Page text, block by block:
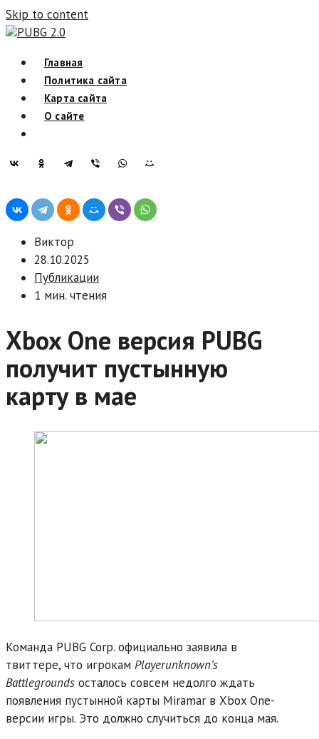
Skip to content
PUBG 2.0
Главная
Политика сайта
Карта сайта
О сайте
Виктор
28.10.2025
Публикации
1 мин. чтения
Xbox One версия PUBG
получит пустынную
карту в мае
Команда PUBG Corp. официально заявила в
твиттере, что игрокам Playerunknown’s
Battlegrounds осталось совсем недолго ждать
появления пустынной карты Miramar в Xbox One-
версии игры. Это должно случиться до конца мая.